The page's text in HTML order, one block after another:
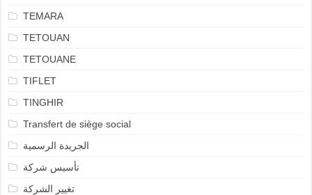
TEMARA
TETOUAN
TETOUANE
TIFLET
TINGHIR
Transfert de siège social
الجريدة الرسمية
تأسيس شركة
تغيير الشركة